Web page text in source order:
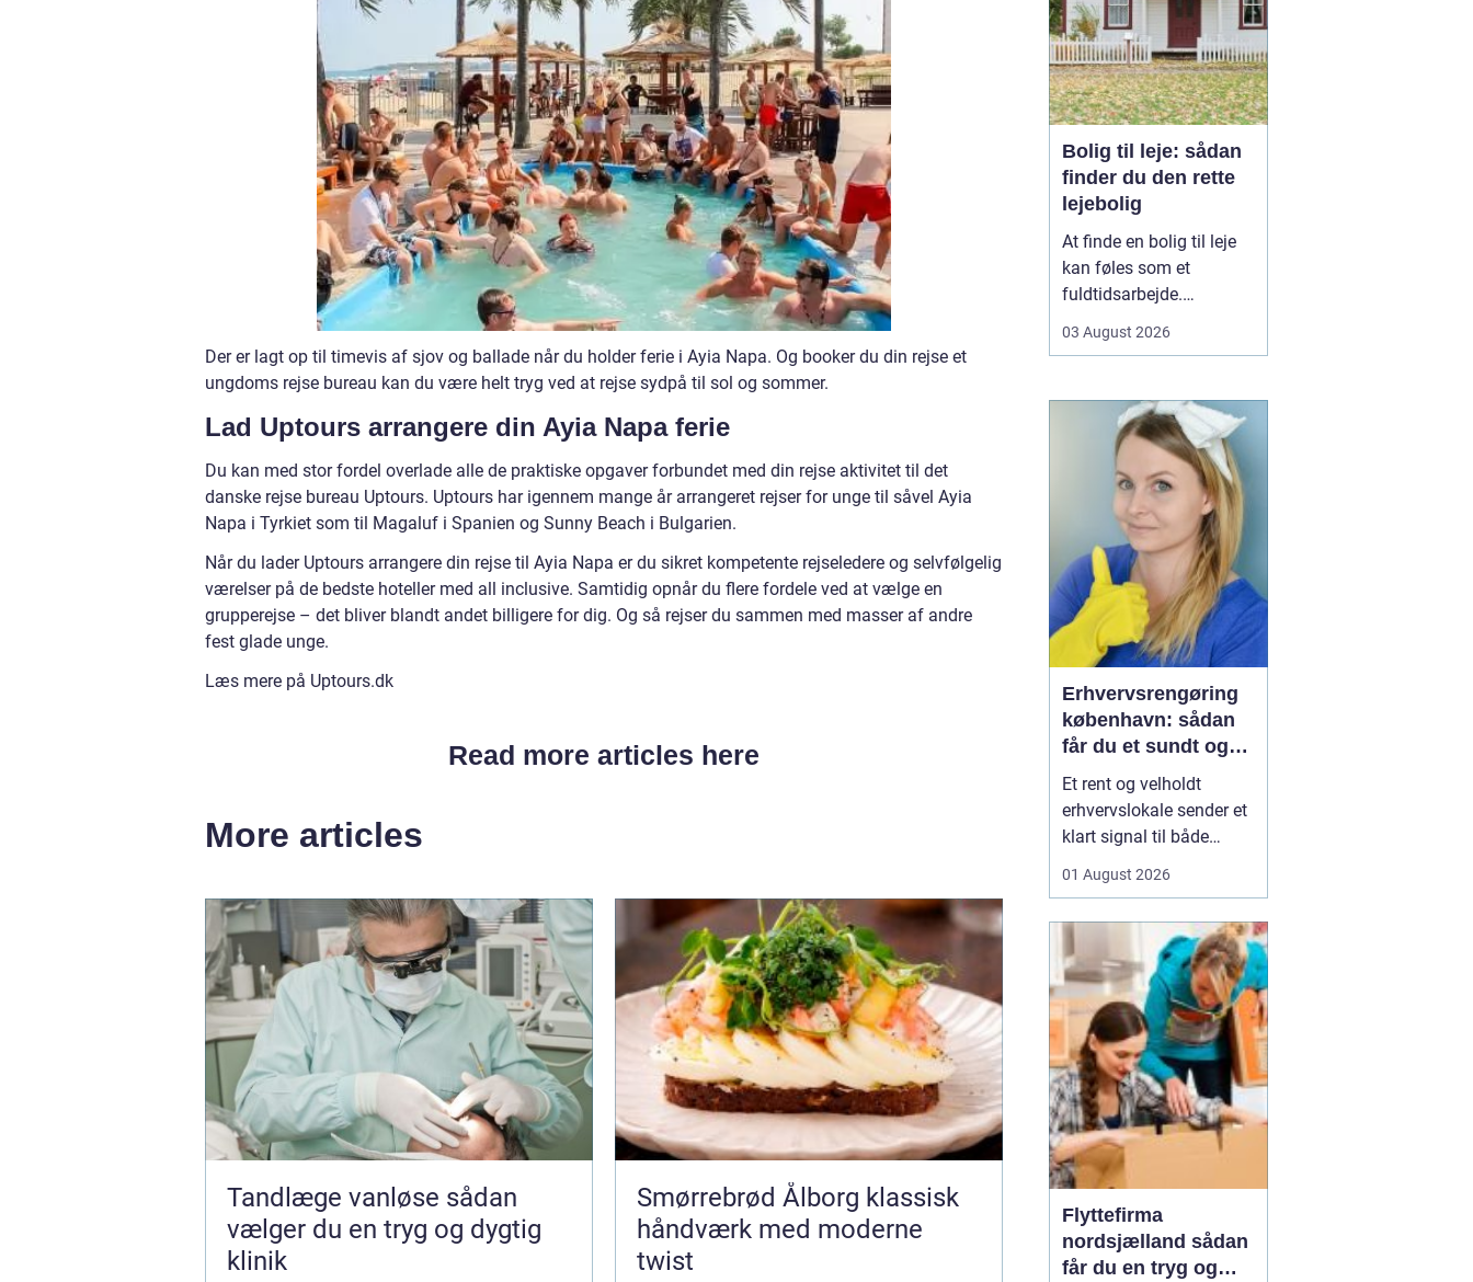
Der er lagt op til timevis af sjov og ballade når du holder ferie i Ayia Napa. Og booker du din rejse et
ungdoms rejse bureau kan du være helt tryg ved at rejse sydpå til sol og sommer.
Lad Uptours arrangere din Ayia Napa ferie
Du kan med stor fordel overlade alle de praktiske opgaver forbundet med din rejse aktivitet til det
danske rejse bureau Uptours. Uptours har igennem mange år arrangeret rejser for unge til såvel Ayia
Napa i Tyrkiet som til Magaluf i Spanien og Sunny Beach i Bulgarien.
Når du lader Uptours arrangere din rejse til Ayia Napa er du sikret kompetente rejseledere og selvfølgelig
værelser på de bedste hoteller med all inclusive. Samtidig opnår du flere fordele ved at vælge en
grupperejse – det bliver blandt andet billigere for dig. Og så rejser du sammen med masser af andre
fest glade unge.
Læs mere på Uptours.dk
Read more articles here
More articles
Tandlæge vanløse sådan
vælger du en tryg og dygtig
klinik
Smørrebrød Ålborg klassisk
håndværk med moderne
twist
Bolig til leje: sådan
finder du den rette
lejebolig
At finde en bolig til leje
kan føles som et
fuldtidsarbejde.
priserne varierer, og det
gennemskue, hvad du
egentlig får for pengene.
Samtidig fylder
spørgsmål om
beliggenhed, ...
03 August 2026
Erhvervsrengøring
københavn: sådan
får du et sundt og
professionelt
arbejdsmiljø
Et rent og velholdt
erhvervslokale sender et
klart signal til både
Mange virksomheder i
først værdien af
professionel rengøring,
når støvniveauet stiger,
medarbejdere klager
over indeklimaet, eller
kunder kom...
01 August 2026
Flyttefirma
nordsjælland sådan
får du en tryg og